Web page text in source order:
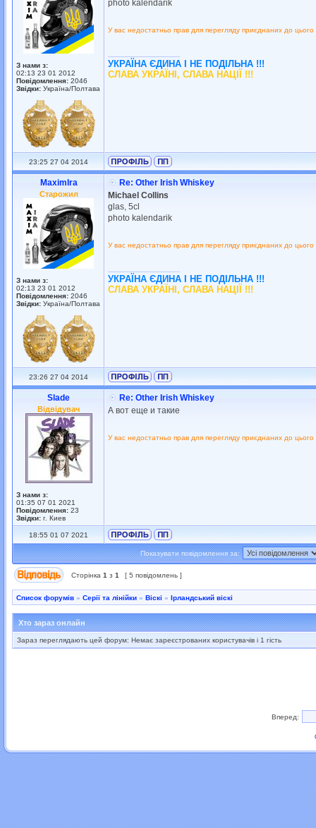
З нами з:
02:13 23 01 2012
Повідомлення: 2046
Звідки: Україна/Полтава
photo kalendarik
У вас недостатньо прав для перегляду приєднаних до цього
УКРАЇНА ЄДИНА І НЕ ПОДІЛЬНА !!!
СЛАВА УКРАЇНІ, СЛАВА НАЦІЇ !!!
23:25 27 04 2014
MaximIra
Старожил
З нами з:
02:13 23 01 2012
Повідомлення: 2046
Звідки: Україна/Полтава
Re: Other Irish Whiskey
Michael Collins
glas, 5cl
photo kalendarik
У вас недостатньо прав для перегляду приєднаних до цього
УКРАЇНА ЄДИНА І НЕ ПОДІЛЬНА !!!
СЛАВА УКРАЇНІ, СЛАВА НАЦІЇ !!!
23:26 27 04 2014
Slade
Відвідувач
З нами з:
01:35 07 01 2021
Повідомлення: 23
Звідки: г. Киев
Re: Other Irish Whiskey
А вот еще и такие
У вас недостатньо прав для перегляду приєднаних до цього
18:55 01 07 2021
Показувати повідомлення за:
Сторінка 1 з 1 [ 5 повідомлень ]
Список форумів » Серії та лінійки » Віскі » Ірландський віскі
Хто зараз онлайн
Зараз переглядають цей форум: Немає зареєстрованих користувачів і 1 гість
Вперед: